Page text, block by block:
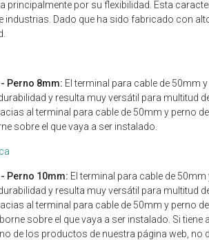
principalmente por su flexibilidad. Esta
industrias. Dado que ha sido fabricado con
Perno 8mm: El terminal para cable de 50mm
y resulta muy versátil para multitud
al terminal para cable de 50mm y perno
sobre el que vaya a ser instalado.
Perno 10mm: El terminal para cable de
y resulta muy versátil para multitud
al terminal para cable de 50mm y perno
sobre el que vaya a ser instalado. Si tiene
de los productos de nuestra página web, no